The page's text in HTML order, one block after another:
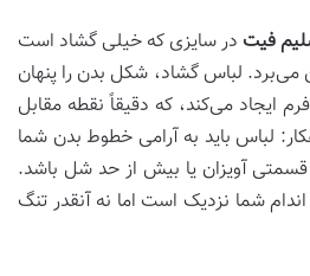
فیت در سایزی که خیلی گشاد است
می‌برد. لباس گشاد، شکل بدن را پنهان
ایجاد می‌کند، که دقیقاً نقطه مقابل
لباس باید به آرامی خطوط بدن شما
قسمتی آویزان یا بیش از حد شل باشد.
شما نزدیک است اما نه آنقدر تنگ